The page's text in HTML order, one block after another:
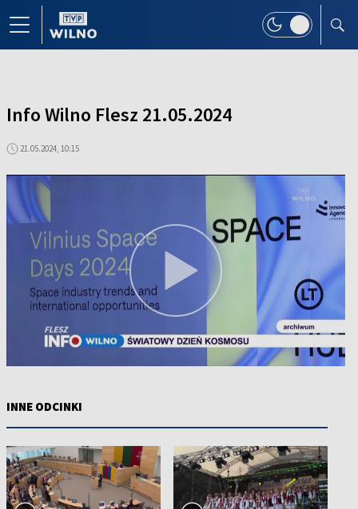
Info Wilno Flesz 21.05.2024
21.05.2024, 10:15
INNE ODCINKI